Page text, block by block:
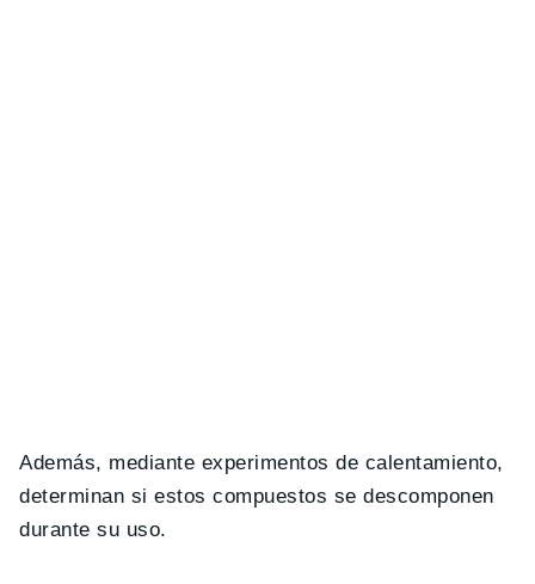
Además, mediante experimentos de calentamiento,
determinan si estos compuestos se descomponen
durante su uso.